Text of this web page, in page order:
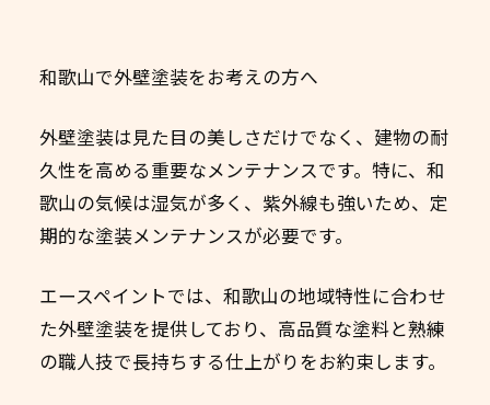
和歌山で外壁塗装をお考えの方へ
外壁塗装は見た目の美しさだけでなく、建物の耐
久性を高める重要なメンテナンスです。特に、和
歌山の気候は湿気が多く、紫外線も強いため、定
期的な塗装メンテナンスが必要です。
エースペイントでは、和歌山の地域特性に合わせ
た外壁塗装を提供しており、高品質な塗料と熟練
の職人技で長持ちする仕上がりをお約束します。